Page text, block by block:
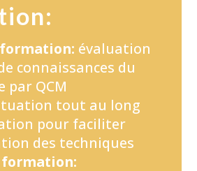
évaluation
connaissances du
par QCM
tout au long
pour faciliter
des techniques
formation: